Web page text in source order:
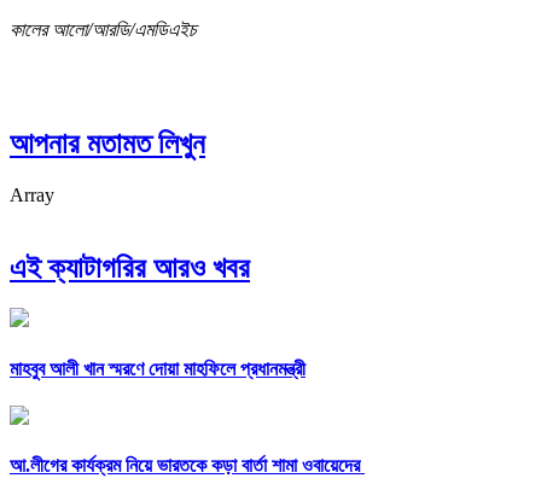
কালের আলো/আরডি/এমডিএইচ
আপনার মতামত লিখুন
Array
এই ক্যাটাগরির আরও খবর
মাহবুব আলী খান স্মরণে দোয়া মাহফিলে প্রধানমন্ত্রী
আ.লীগের কার্যক্রম নিয়ে ভারতকে কড়া বার্তা শামা ওবায়েদের